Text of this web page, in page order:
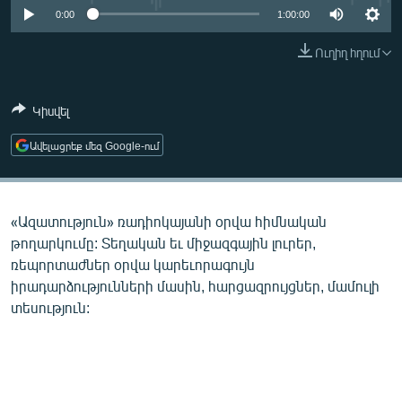
ՄԻՋԱԶԳԱՅԻՆ
ՄԵԿՆԱԲԱՆՈՒԹՅՈՒՆ
ՏՏ ԵՒ ԻՆՏԵՐՆԵՏ
ԿՈՐՈՆԱՎԻՐՈՒՍ
ՏԵՍԱՆՅՈՒԹԵՐ
ԲԱՆԱՎԵՃ
ՁԳՏԵԼՈՎ ԼԱՎԱԳՈՒՅՆԻՆ
0:00 1:00:00
Ուղիղ հղում
Կիսվել
Ավելացրեք մեզ Google-ում
«Ազատություն» ռադիոկայանի օրվա հիմնական
թողարկումը: Տեղական եւ միջազգային լուրեր,
ռեպորտաժներ օրվա կարեւորագույն
իրադարձությունների մասին, հարցազրույցներ, մամուլի
տեսություն: